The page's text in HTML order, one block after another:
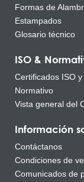
Formas de
Estampados
Glosario técnico
ISO &
Certificados ISO
Normativo
Vista general del
Información
Contáctanos
Condiciones de
Comunicados de